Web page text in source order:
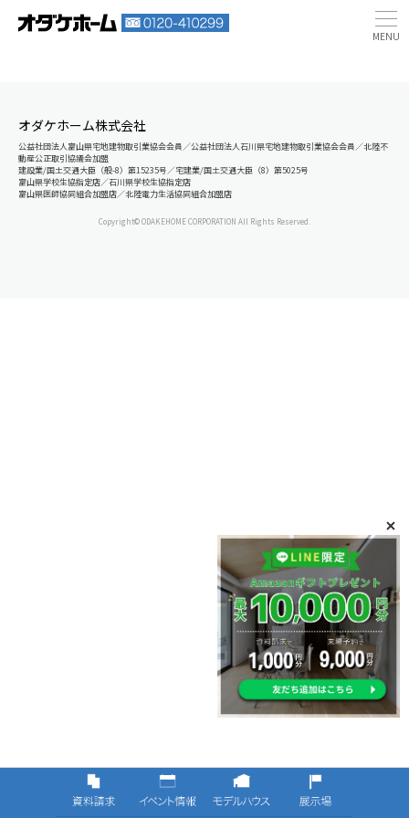
オダケホーム株式会社
公益社団法人富山県宅地建物取引業協会会員／公益社団法人石川県宅地建物取引業協会会員／北陸不
動産公正取引協議会加盟
建設業/国土交通大臣（般-8）第15235号／宅建業/国土交通大臣（8）第5025号
富山県学校生協指定店／石川県学校生協指定店
富山県医師協同組合加盟店／北陸電力生活協同組合加盟店
Copyright© ODAKEHOME CORPORATION All Rights Reserved.